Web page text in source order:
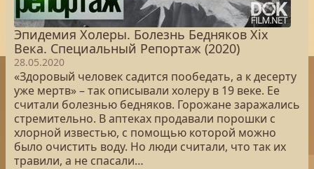
Эпидемия Холеры. Болезнь Бедняков Xix
Века. Специальный Репортаж (2020)
28.05.2020
«Здоровый человек садится пообедать, а к десерту
уже мертв» – так описывали холеру в 19 веке. Ее
считали болезнью бедняков. Горожане заражались
стремительно. В аптеках продавали порошки с
хлорной известью, с помощью которой можно
было очистить воду. Но люди считали, что так их
травили, а не спасали…